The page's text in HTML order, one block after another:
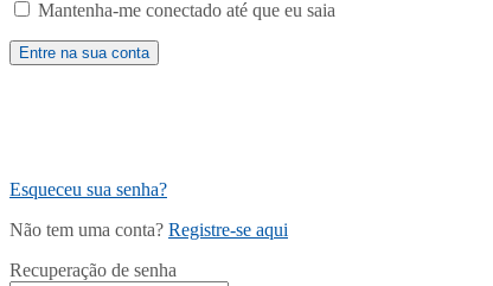
Mantenha-me conectado até que eu saia
Esqueceu sua senha?
Não tem uma conta? Registre-se aqui
Recuperação de senha